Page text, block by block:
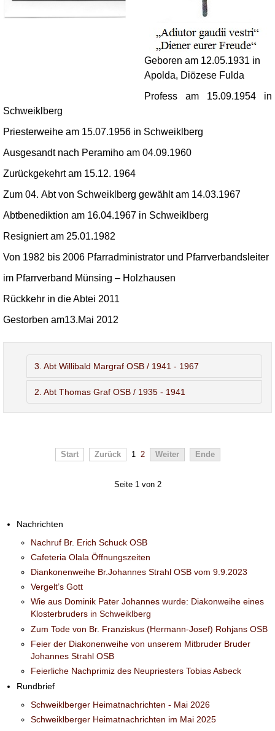
Geboren am 12.05.1931 in
Apolda, Diözese Fulda
Profess am 15.09.1954 in
Schweiklberg
Priesterweihe am 15.07.1956 in Schweiklberg
Ausgesandt nach Peramiho am 04.09.1960
Zurückgekehrt am 15.12. 1964
Zum 04. Abt von Schweiklberg gewählt am 14.03.1967
Abtbenediktion am 16.04.1967 in Schweiklberg
Resigniert am 25.01.1982
Von 1982 bis 2006 Pfarradministrator und Pfarrverbandsleiter
im Pfarrverband Münsing – Holzhausen
Rückkehr in die Abtei 2011
Gestorben am13.Mai 2012
3. Abt Willibald Margraf OSB / 1941 - 1967
2. Abt Thomas Graf OSB / 1935 - 1941
Start Zurück 1 2 Weiter Ende
Seite 1 von 2
Nachrichten
Nachruf Br. Erich Schuck OSB
Cafeteria Olala Öffnungszeiten
Diankonenweihe Br.Johannes Strahl OSB vom 9.9.2023
Vergelt’s Gott
Wie aus Dominik Pater Johannes wurde: Diakonweihe eines
Klosterbruders in Schweiklberg
Zum Tode von Br. Franziskus (Hermann-Josef) Rohjans OSB
Feier der Diakonenweihe von unserem Mitbruder Bruder
Johannes Strahl OSB
Feierliche Nachprimiz des Neupriesters Tobias Asbeck
Rundbrief
Schweiklberger Heimatnachrichten - Mai 2026
Schweiklberger Heimatnachrichten im Mai 2025